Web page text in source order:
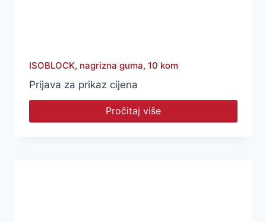
ISOBLOCK, nagrizna guma, 10 kom
Prijava za prikaz cijena
Pročitaj više